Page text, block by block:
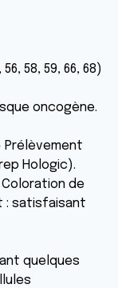
58, 59, 66, 68)
oncogène.
Prélèvement
Hologic).
de
: satisfaisant
quelques